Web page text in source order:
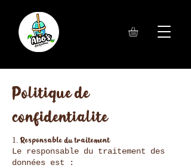
Politique de
confidentialité
1. Responsable du traitement
Le responsable du traitement des
données est :